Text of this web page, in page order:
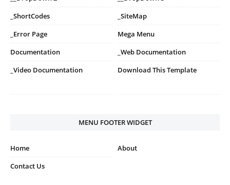
_ShortCodes
_SiteMap
_Error Page
Mega Menu
Documentation
_Web Documentation
_Video Documentation
Download This Template
MENU FOOTER WIDGET
Home
About
Contact Us